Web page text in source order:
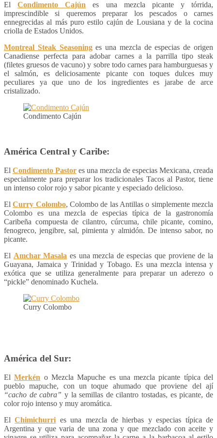
ElCondimento Cajún
es una mezcla picante y tórrida,
imprescindible si queremos preparar los pescados o carnes
ennegrecidas al más puro estilo cajún de Lousiana y de la cocina
criolla de Estados Unidos.
Montreal Steak Seasoning es una mezcla de especias de origen
Canadiense perfecta para adobar carnes a la parrilla tipo steak
(filetes gruesos de vacuno) y sobre todo carnes para hamburguesas y
el salmón, es deliciosamente picante con toques dulces muy
peculiares ya que uno de los ingredientes es jarabe de arce
cristalizado.
Condimento Cajún
América Central y Caribe:
El Condimento Pastor es una mezcla de especias Mexicana, creada
especialmente para preparar los tradicionales Tacos al Pastor, tiene
un intenso color rojo y sabor picante y especiado delicioso.
ElCurry Colombo, Colombo de las Antillas o simplemente mezcla
Colombo es una mezcla de especias típica de la gastronomía
Caribeña compuesta de cilantro, cúrcuma, chile picante, comino,
fenogreco, jengibre, sal, pimienta y almidón. De intenso sabor, no
picante.
El Amchar Masala es una mezcla de especias que proviene de la
Guayana, Jamaica y Trinidad y Tobago. Es una mezcla intensa y
exótica que se utiliza generalmente para preparar un aderezo o
“pickle” denominado Kuchela.
Curry Colombo
América del Sur:
ElMerkén o Mezcla Mapuche es una mezcla picante típica del
pueblo mapuche, con un toque ahumado que proviene del ají
“cacho de cabra” y la semillas de cilantro tostadas, es picante, de
color rojo intenso y muy aromática.
ElChimichurri es una mezcla de hierbas y especias típica de
Argentina y que varia de una zona y que mezclado con aceite y